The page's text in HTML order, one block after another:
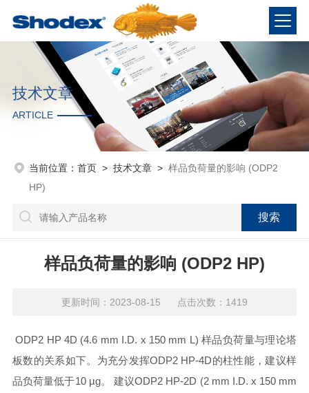
技术文章
ARTICLE
当前位置： 首页> 技术文章> 样品负荷量的影响 (ODP2
HP)
样品负荷量的影响 (ODP2 HP)
更新时间：2023-08-15 点击次数：1419
ODP2 HP 4D (4.6 mm I.D. x 150 mm L) 样品负荷量与理论塔
板数的关系如下。为充分发挥ODP2 HP-4D的柱性能，建议样
品负荷量低于10 µg。 建议ODP2 HP-2D (2 mm I.D. x 150 mm